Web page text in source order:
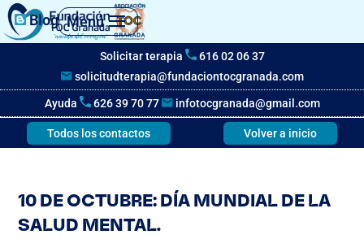
Blog Menú
Solicitar terapia
616 02 06 37
solicitudterapia@fundaciontocgranada.com
Ayuda 626 39 70 77 infotocgranada@gmail.com
Todos los contactos Volver a inicio
10 DE OCTUBRE: DÍA MUNDIAL DE LA
SALUD MENTAL.